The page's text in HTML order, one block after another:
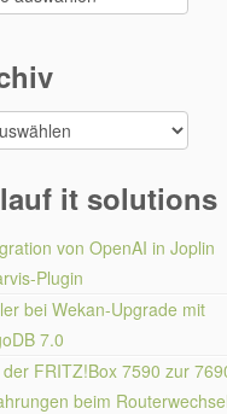
it solutions
von OpenAI in Joplin
Plugin
bei Wekan-Upgrade mit
7.0
der FRITZ!Box 7590 zur
beim Routerwechsel